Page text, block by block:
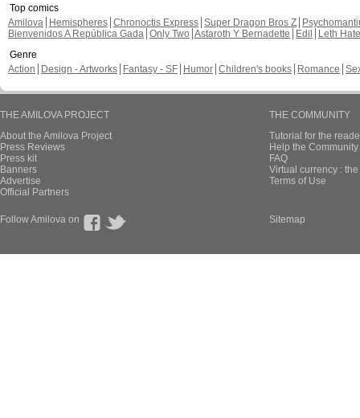
Top comics
Amilova
Hemispheres Chronoctis Express Super Dragon Bros Z
Bienvenidos A República Gada Only Two Astaroth Y Bernadette Edil
Leth Hate
Genre
Action
Design - Artworks Fantasy - SF Humor Children's books Romance
THE AMILOVA PROJECT
About the Amilova Project
Press Reviews
Press kit
Banners
Advertise
Official Partners
THE COMMUNITY
Tutorial for the
Help the
FAQ
Virtual currency :
Terms of Use
Follow Amilova on Sitemap